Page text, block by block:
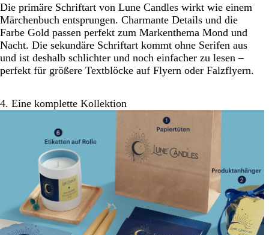
Die primäre Schriftart von Lune Candles wirkt wie einem
Märchenbuch entsprungen. Charmante Details und die
Farbe Gold passen perfekt zum Markenthema Mond und
Nacht. Die sekundäre Schriftart kommt ohne Serifen aus
und ist deshalb schlichter und noch einfacher zu lesen –
perfekt für größere Textblöcke auf Flyern oder Falzflyern.
4. Eine komplette Kollektion